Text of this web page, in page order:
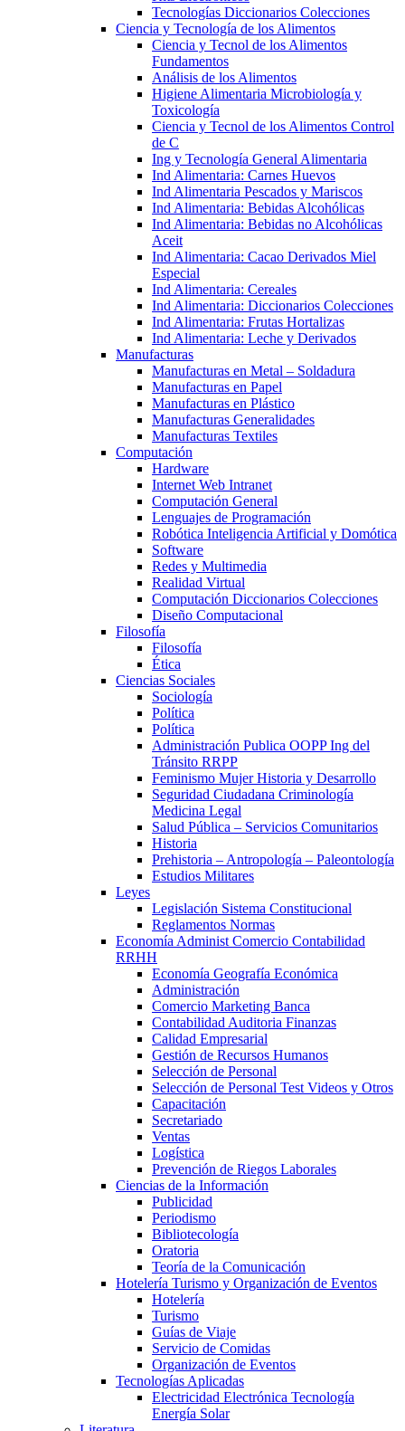
Tecnologías Diccionarios Colecciones
Ciencia y Tecnología de los Alimentos
Ciencia y Tecnol de los Alimentos
Fundamentos
Análisis de los Alimentos
Higiene Alimentaria Microbiología y
Toxicología
Ciencia y Tecnol de los Alimentos Control
de C
Ing y Tecnología General Alimentaria
Ind Alimentaria: Carnes Huevos
Ind Alimentaria Pescados y Mariscos
Ind Alimentaria: Bebidas Alcohólicas
Ind Alimentaria: Bebidas no Alcohólicas
Aceit
Ind Alimentaria: Cacao Derivados Miel
Especial
Ind Alimentaria: Cereales
Ind Alimentaria: Diccionarios Colecciones
Ind Alimentaria: Frutas Hortalizas
Ind Alimentaria: Leche y Derivados
Manufacturas
Manufacturas en Metal – Soldadura
Manufacturas en Papel
Manufacturas en Plástico
Manufacturas Generalidades
Manufacturas Textiles
Computación
Hardware
Internet Web Intranet
Computación General
Lenguajes de Programación
Robótica Inteligencia Artificial y Domótica
Software
Redes y Multimedia
Realidad Virtual
Computación Diccionarios Colecciones
Diseño Computacional
Filosofía
Filosofía
Ética
Ciencias Sociales
Sociología
Política
Política
Administración Publica OOPP Ing del
Tránsito RRPP
Feminismo Mujer Historia y Desarrollo
Seguridad Ciudadana Criminología
Medicina Legal
Salud Pública – Servicios Comunitarios
Historia
Prehistoria – Antropología – Paleontología
Estudios Militares
Leyes
Legislación Sistema Constitucional
Reglamentos Normas
Economía Administ Comercio Contabilidad
RRHH
Economía Geografía Económica
Administración
Comercio Marketing Banca
Contabilidad Auditoria Finanzas
Calidad Empresarial
Gestión de Recursos Humanos
Selección de Personal
Selección de Personal Test Videos y Otros
Capacitación
Secretariado
Ventas
Logística
Prevención de Riegos Laborales
Ciencias de la Información
Publicidad
Periodismo
Bibliotecología
Oratoria
Teoría de la Comunicación
Hotelería Turismo y Organización de Eventos
Hotelería
Turismo
Guías de Viaje
Servicio de Comidas
Organización de Eventos
Tecnologías Aplicadas
Electricidad Electrónica Tecnología
Energía Solar